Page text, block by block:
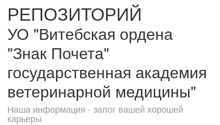
РЕПОЗИТОРИЙ
УО "Витебская ордена
"Знак Почета"
государственная академия
ветеринарной медицины"
Наша информация - залог вашей хорошей
карьеры